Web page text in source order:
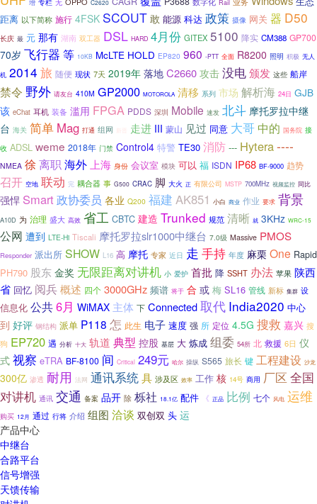
增 无 C2620 Rail
距离 以下简称 施行 4FSK SCOUT 敢 能源 科达 政策 摄像 网关 器 D50
长庆 最 元 那有 湖南 双工器 DSL HARD 4月份 GITEX 5100 降实 CM388 GP700
70岁 飞行器 等 10KB McLTE HOLD EP820 960 -PTT 全面 R8200 照明 积极 无人
机 2014 旅 随便 现状 7天 2019年 落地C2660 攻击 没电颁发 这些 船岸
禁令 野外 请友台 410M GP2000 MOTOROLA 清移 系列 市场 解析海 24日 GJB
该 eChat 耳机 装备 滥用 FPGA PDDS 深圳 Mobile 速发 北斗 摩托罗拉中继
台 海关 简单 Mag 打通 组网 走进 III 蒙山 见过 同意 大哥 中的 国务院 接
收 ADSL weme 2018年 门禁 Control4 特警 TE30 消防 --- Hytera----
NMEA 徐离职海外 上海 身份 会议室 模块 可以 福 ISDN IP68 BF-9000 趋势
召开 空地 联动 完 耦合器 事 G500 CRAC 脚 大火 正 有限公司 MSTP 700MHz 视频监控 同比
强悍 Smart政协委员 各业 Q200 福建 AK851 小白 商业 作业 要求 背景
A10D 为 治理 盛大 高效 省工 CBTC 建造 Trunked 规范 清晰 就 3KHz WRC-15
公网 遭到 LTE-Hi Tiscali 摩托罗拉slr1000中继台 7.0级 Massive PMOS
Responder 派出所 SHOW L16 高 摩托 专家 近日 走 手持 年度 麻栗 One Rapid
PH790 股东金奖 无限距离对讲机 小 爱护 首批 降 SSHT 办法 苹果 陕西
省 回忆 阅兵概述 四个 3000GHz 频谱 将于 合 或 梅 SL16 管线 新标 集群 设
信息化 公共6月 WiMAX 主体 下 Connected取代 India2020 中心
到 好评 钢结构 派单 P118 怎 此生 电子 速度 强 所 定位 4.5G 搜救 嘉兴 搜
狗 EP720 遇 分析 十大 轨道 典型 控股 基层 大 炼成 组委 54所 北 救援 6日 仪
式 视察 eTRA BF-8100 间 Critical 249元 哈尔 操纵 S565 旅长 键 工程建设 沙龙
300亿 渗透 耐用 法网 通讯系统具 涉及区 效率 工作 核 14号 商用 厂区 全国
对讲机 通讯 交通 备案 品开 除 栎社 18.1亿 配件 《 正品 比例 七个 风电 运维
购买 12月 通过 行将 介绍 组图 洽谈 双创双 头 运
产品中心
中继台
合路平台
信号增强
天馈传输